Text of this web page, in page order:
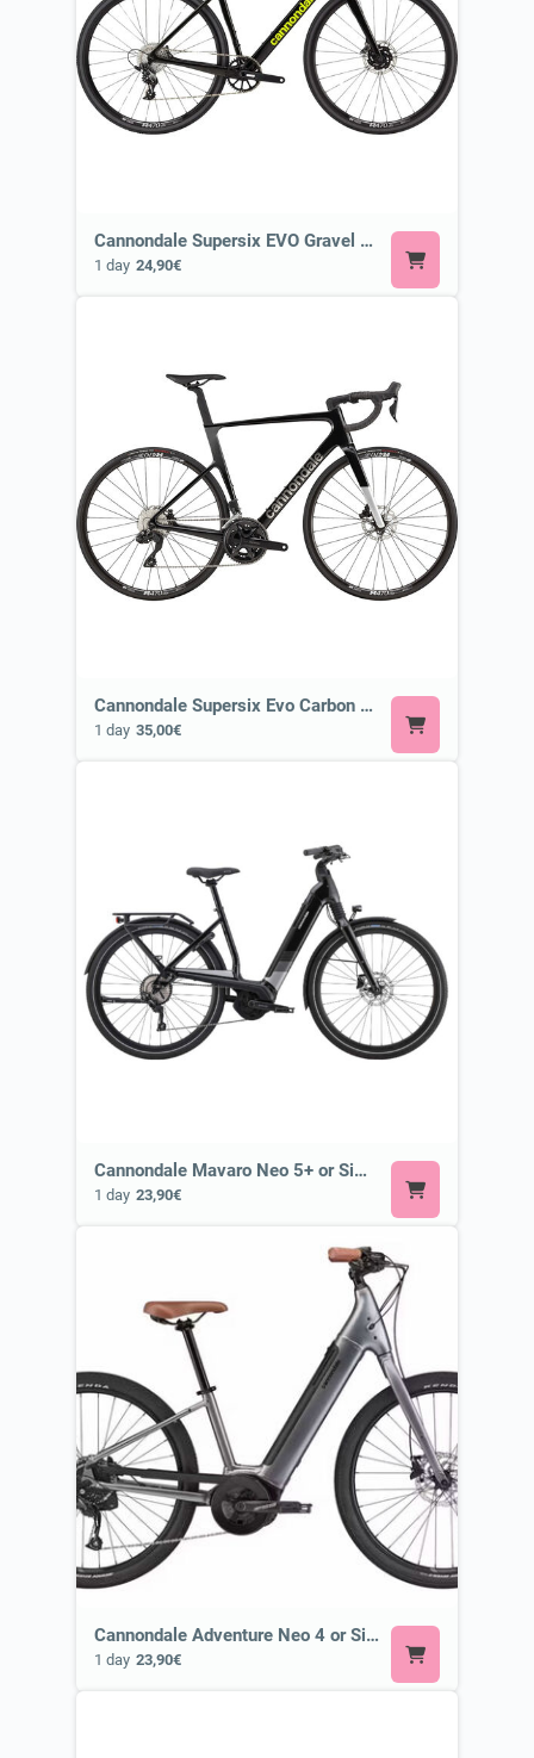
Cannondale Supersix EVO Gravel or Similar
1 day 24,90€
Cannondale Supersix Evo Carbon 3 105 di2 or Similar
1 day 35,00€
Cannondale Mavaro Neo 5+ or Similar
1 day 23,90€
Cannondale Adventure Neo 4 or Similar
1 day 23,90€